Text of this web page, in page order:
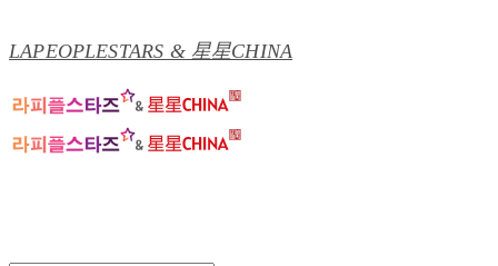
LAPEOPLESTARS & 星星CHINA